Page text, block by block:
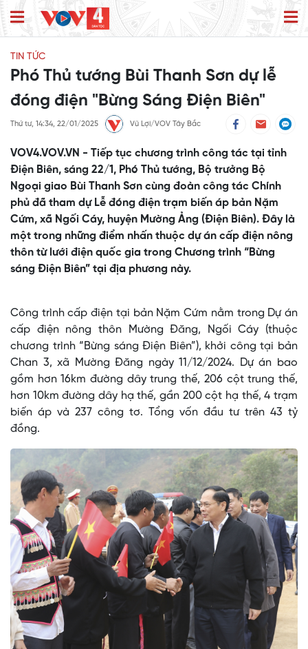
TIN TỨC
Phó Thủ tướng Bùi Thanh Sơn dự lễ
đóng điện "Bừng Sáng Điện Biên"
Thứ tư, 14:34, 22/01/2025 Vũ Lợi/VOV Tây Bắc
VOV4.VOV.VN - Tiếp tục chương trình công tác tại tỉnh
Điện Biên, sáng 22/1, Phó Thủ tướng, Bộ trưởng Bộ
Ngoại giao Bùi Thanh Sơn cùng đoàn công tác Chính
phủ đã tham dự Lễ đóng điện trạm biến áp bản Nặm
Cứm, xã Ngối Cáy, huyện Mường Ảng (Điện Biên). Đây là
một trong những điểm nhấn thuộc dự án cấp điện nông
thôn từ lưới điện quốc gia trong Chương trình “Bừng
sáng Điện Biên” tại địa phương này.
Công trình cấp điện tại bản Nặm Cứm nằm trong Dự án
cấp điện nông thôn Mường Đăng, Ngối Cáy (thuộc
chương trình “Bừng sáng Điện Biên”), khởi công tại bản
Chan 3, xã Mường Đăng ngày 11/12/2024. Dự án bao
gồm hơn 16km đường dây trung thế, 206 cột trung thế,
hơn 10km đường dây hạ thế, gần 200 cột hạ thế, 4 trạm
biến áp và 237 công tơ. Tổng vốn đầu tư trên 43 tỷ
đồng.